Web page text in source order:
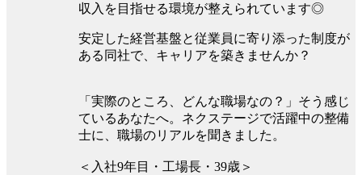
収入を目指せる環境が整えられています◎
安定した経営基盤と従業員に寄り添った制度が
ある同社で、キャリアを築きませんか？
「実際のところ、どんな職場なの？」そう感じ
ているあなたへ。ネクステージで活躍中の整備
士に、職場のリアルを聞きました。
＜入社9年目・工場長・39歳＞